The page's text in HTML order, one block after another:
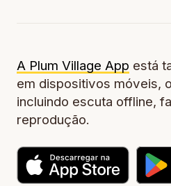
A Plum Village App está
em dispositivos móveis,
incluindo escuta offline,
reprodução.